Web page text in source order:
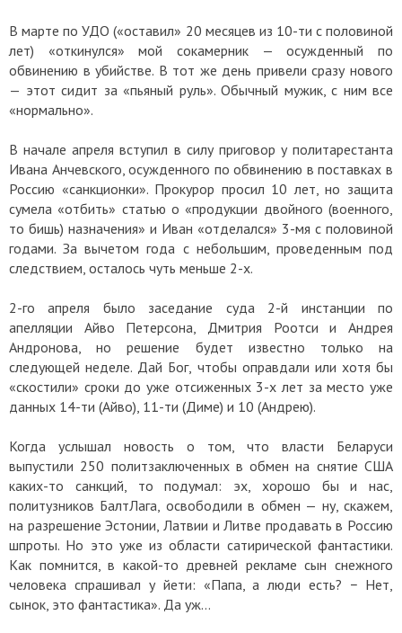
В марте по УДО («оставил» 20 месяцев из 10-ти с половиной
лет) «откинулся» мой сокамерник — осужденный по
обвинению в убийстве. В тот же день привели сразу нового
— этот сидит за «пьяный руль». Обычный мужик, с ним все
«нормально».
В начале апреля вступил в силу приговор у политарестанта
Ивана Анчевского, осужденного по обвинению в поставках в
Россию «санкционки». Прокурор просил 10 лет, но защита
сумела «отбить» статью о «продукции двойного (военного,
то бишь) назначения» и Иван «отделался» 3-мя с половиной
годами. За вычетом года с небольшим, проведенным под
следствием, осталось чуть меньше 2-х.
2-го апреля было заседание суда 2-й инстанции по
апелляции Айво Петерсона, Дмитрия Роотси и Андрея
Андронова, но решение будет известно только на
следующей неделе. Дай Бог, чтобы оправдали или хотя бы
«скостили» сроки до уже отсиженных 3-х лет за место уже
данных 14-ти (Айво), 11-ти (Диме) и 10 (Андрею).
Когда услышал новость о том, что власти Беларуси
выпустили 250 политзаключенных в обмен на снятие США
каких-то санкций, то подумал: эх, хорошо бы и нас,
политузников БалтЛага, освободили в обмен — ну, скажем,
на разрешение Эстонии, Латвии и Литве продавать в Россию
шпроты. Но это уже из области сатирической фантастики.
Как помнится, в какой-то древней рекламе сын снежного
человека спрашивал у йети: «Папа, а люди есть? − Нет,
сынок, это фантастика». Да уж…